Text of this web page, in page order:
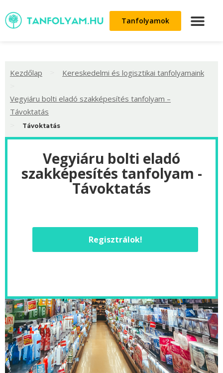
Tanfolyamok
Kezdőlap Kereskedelmi és logisztikai tanfolyamaink
Vegyiáru bolti eladó szakképesítés tanfolyam –
Távoktatás
Távoktatás
Vegyiáru bolti eladó
szakképesítés tanfolyam -
Távoktatás
Regisztrálok!